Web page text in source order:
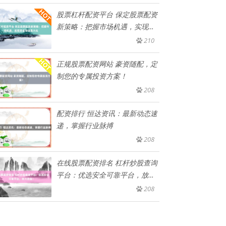
股票杠杆配资平台 保定股票配资
新策略：把握市场机遇，实现资
210
正规股票配资网站 豪资随配，定
制您的专属投资方案！
208
配资排行 恒达资讯：最新动态速
递，掌握行业脉搏
208
在线股票配资排名 杠杆炒股查询
平台：优选安全可靠平台，放大
208